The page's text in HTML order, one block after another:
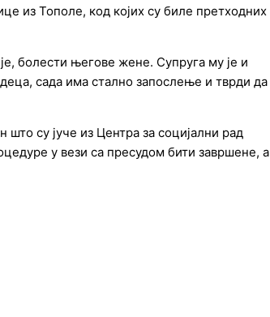
из Тополе, код којих су биле претходних
болести његове жене. Супруга му је и
сада има стално запослење и тврди да
што су јуче из Центра за социјални рад
у вези са пресудом бити завршене, а